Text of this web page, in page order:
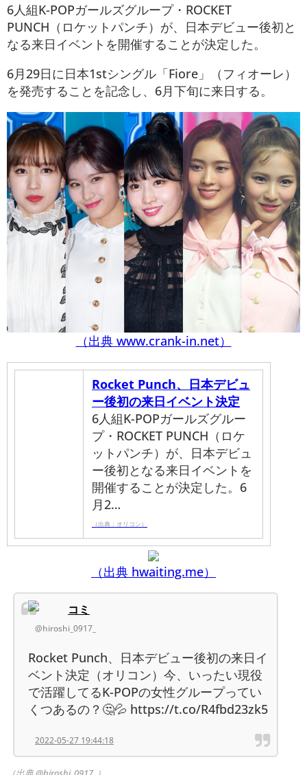
6人組K-POPガールズグループ・ROCKET
PUNCH（ロケットパンチ）が、日本デビュー後初と
なる来日イベントを開催することが決定した。
6月29日に日本1stシングル「Fiore」（フィオーレ）
を発売することを記念し、6月下旬に来日する。
（出典 www.crank-in.net）
Rocket Punch、日本デビュ
ー後初の来日イベント決定
6人組K-POPガールズグルー
プ・ROCKET PUNCH（ロケ
ットパンチ）が、日本デビュ
ー後初となる来日イベントを
開催することが決定した。6
月2…
（出典：オリコン）
（出典 hwaiting.me）
コミ
@hiroshi_0917_
Rocket Punch、日本デビュー後初の来日イ
ベント決定（オリコン）今、いったい現役
で活躍してるK-POPの女性グループってい
くつあるの？🤔💦 https://t.co/R4fbd23zk5
2022-05-27 19:44:18